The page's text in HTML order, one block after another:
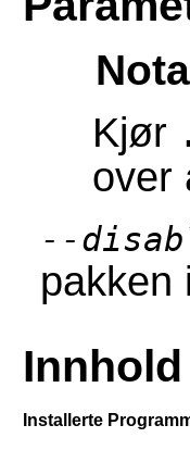
Kjør
over
--
pakken
Innhold
Installerte